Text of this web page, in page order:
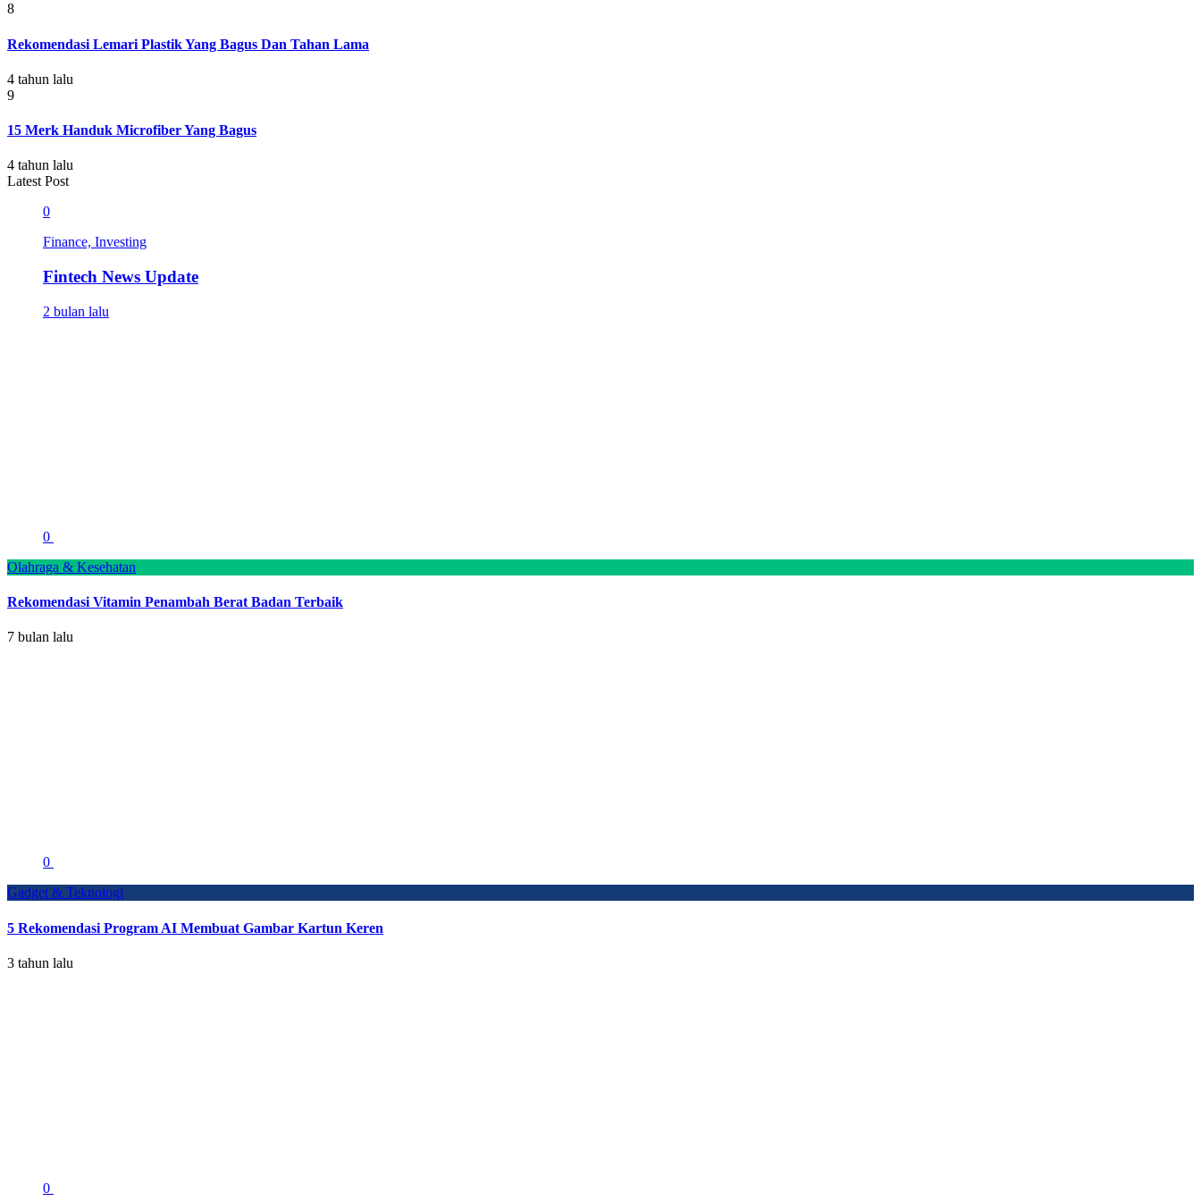
8
Rekomendasi Lemari Plastik Yang Bagus Dan Tahan Lama
4 tahun lalu
9
15 Merk Handuk Microfiber Yang Bagus
4 tahun lalu
Latest Post
0
Finance, Investing
Fintech News Update
2 bulan lalu
0
Olahraga & Kesehatan
Rekomendasi Vitamin Penambah Berat Badan Terbaik
7 bulan lalu
0
Gadget & Teknologi
5 Rekomendasi Program AI Membuat Gambar Kartun Keren
3 tahun lalu
0